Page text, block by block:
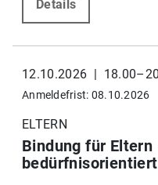
Details
12.10.2026 |
Anmeldefrist: 08.10.2026
ELTERN
Bindung für